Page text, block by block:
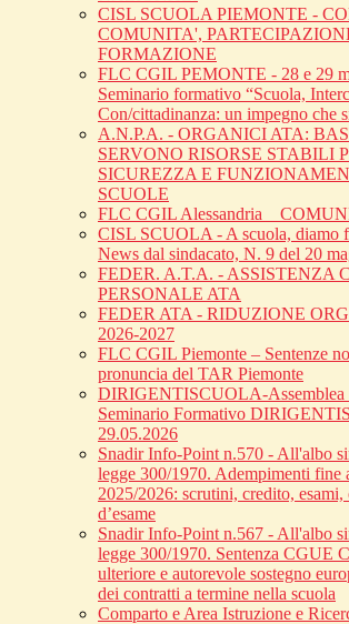
CISL SCUOLA PIEMONTE -
COMUNITA',
FORMAZIONE
FLC CGIL PEMONTE - 28 e 29
Seminario formativo “Scuola,
Con/cittadinanza: un impegno che
A.N.P.A. - ORGANICI ATA:
SERVONO RISORSE STABILI
SICUREZZA E
SCUOLE
FLC CGIL Alessandria _
CISL SCUOLA - A scuola, diamo
News dal sindacato, N. 9 del 20
FEDER. A.T.A. - ASSISTENZA
PERSONALE ATA
FEDER ATA - RIDUZIONE
2026-2027
FLC CGIL Piemonte – Sentenze
pronuncia del TAR Piemonte
DIRIGENTISCUOLA-Assemblea
Seminario Formativo
29.05.2026
Snadir Info-Point n.570 - All'albo
legge 300/1970. Adempimenti fine
2025/2026: scrutini, credito, esami,
d’esame
Snadir Info-Point n.567 - All'albo
legge 300/1970. Sentenza CGUE
ulteriore e autorevole sostegno
dei contratti a termine nella scuola
Comparto e Area Istruzione e